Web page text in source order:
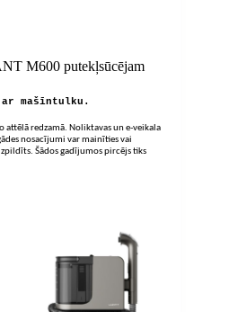
M600 putekļsūcējam
mašīntulku.
attēlā redzamā. Noliktavas un e-veikala
nosacījumi var mainīties vai
Šādos gadījumos pircējs tiks